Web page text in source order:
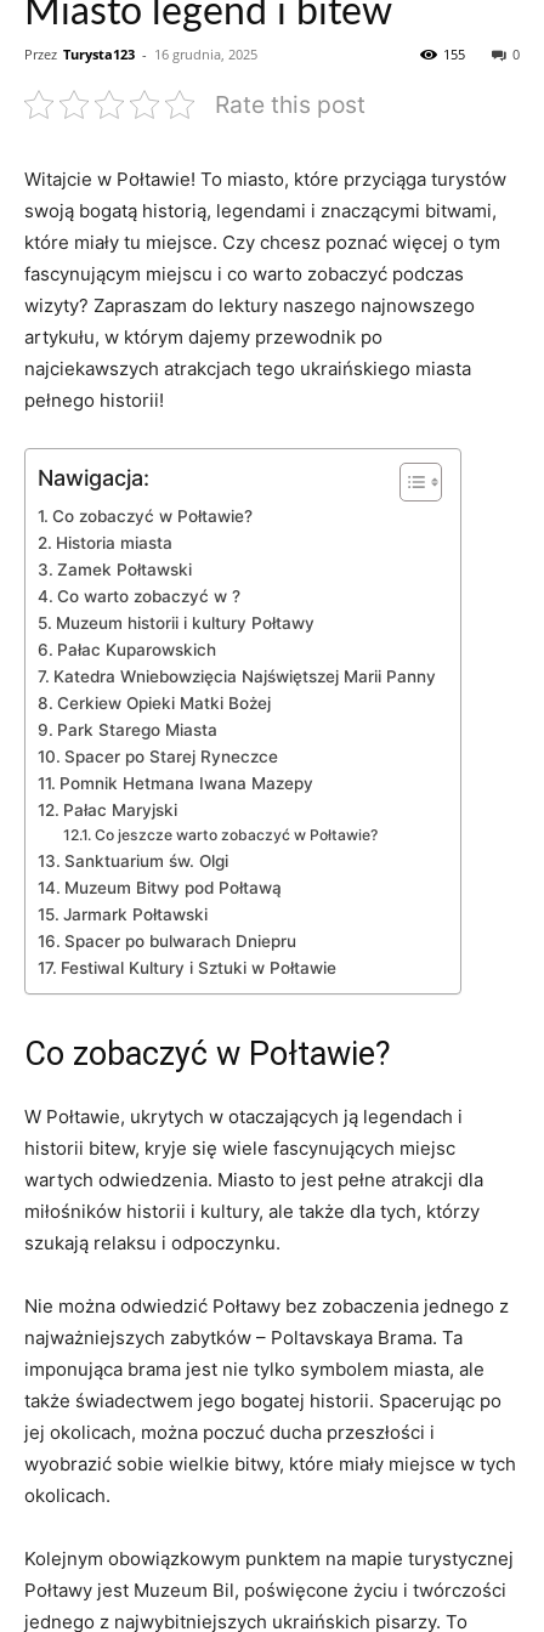
Miasto legend i bitew
Przez Turysta123 - 16 grudnia, 2025 0
155
Rate this post
Witajcie ​w Połtawie! To​ miasto, ‍które przyciąga turystów
swoją bogatą historią,​ legendami i znaczącymi bitwami,
które miały tu miejsce. Czy chcesz poznać więcej o tym
fascynującym miejscu i ⁣co warto zobaczyć podczas⁣
wizyty? ⁤Zapraszam do lektury naszego najnowszego⁢
artykułu, w‌ którym dajemy przewodnik po ​
najciekawszych‍ atrakcjach tego ⁣ukraińskiego ‍miasta
⁢pełnego‍ historii!
Nawigacja:
Co zobaczyć w Połtawie?
Historia miasta
Zamek Połtawski
Co warto zobaczyć w ⁤?
Muzeum historii⁢ i ‌kultury Połtawy
Pałac Kuparowskich
Katedra Wniebowzięcia Najświętszej Marii Panny
Cerkiew Opieki Matki Bożej
Park​ Starego Miasta
Spacer po Starej Ryneczce
Pomnik ⁢Hetmana Iwana Mazepy
Pałac ​Maryjski
Co jeszcze warto ​zobaczyć w ‍Połtawie?
Sanktuarium św. ​Olgi
Muzeum⁣ Bitwy pod ⁢Połtawą
Jarmark Połtawski
Spacer po bulwarach Dniepru
Festiwal Kultury i Sztuki w Połtawie
Co zobaczyć w Połtawie?
W ⁤Połtawie, ukrytych w otaczających ją legendach i
historii bitew, ​kryje ⁢się ⁢wiele fascynujących⁢ miejsc
wartych odwiedzenia. Miasto to jest pełne atrakcji​ dla
miłośników⁢ historii i kultury, ale ⁣także⁤ dla ‍tych, którzy
szukają relaksu i ‌odpoczynku.
Nie‍ można ⁤odwiedzić ⁤Połtawy bez zobaczenia jednego z
najważniejszych zabytków – Poltavskaya Brama. Ta
imponująca brama jest nie tylko symbolem miasta, ale
także świadectwem jego bogatej historii. ⁣Spacerując po
jej okolicach, można poczuć​ ducha⁤ przeszłości i⁤
wyobrazić sobie wielkie bitwy, które miały miejsce w tych
okolicach.
Kolejnym obowiązkowym ‌punktem na mapie⁣ turystycznej⁤
Połtawy jest Muzeum Bil, poświęcone życiu i⁣ twórczości‌
jednego z ⁣najwybitniejszych ukraińskich⁢ pisarzy. To